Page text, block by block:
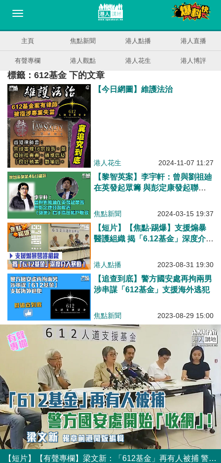
主頁 焦點新聞 港人點播 港人直播
有聲專欄 港人觀點 港人花生 港人博評
標籤：612基金 下的文章
【今日網圖】維護法治
港人花生 2024-11-07 11:27
【黎智英案】李宇軒：曾與劉祖廸
在英發起眾籌 與彭定康發起聯
焦點新聞 2024-03-15 19:37
【短片】【焦點‧踢爆】支援煽暴
醫護組織 揭「6.12基金」深度介入
港人點播 2023-08-31 19:30
【追查到底】警方國安處再拘兩男
涉串謀「612基金」支援海外逃犯
焦點新聞 2023-08-29 15:00
【短片】【有聲專欄】梁文新：「612基金」再有人被捕 警方國安處開始「收網」！